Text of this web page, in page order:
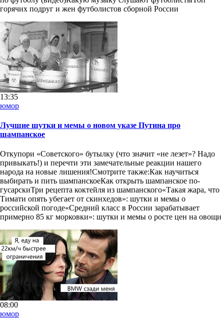
горячих подруг и жен футболистов сборной России
13:35
юмор
Лучшие шутки и мемы о новом указе Путина про
шампанское
Откупори «Советского» бутылку (что значит «не лезет»? Надо
привыкать!) и перечти эти замечательные реакции нашего
народа на новые лишения!Смотрите также:Как научиться
выбирать и пить шампанскоеКак открыть шампанское по-
гусарскиТри рецепта коктейля из шампанского«Такая жара, что
Тимати опять убегает от скинхедов»: шутки и мемы о
российской погоде«Средний класс в России зарабатывает
примерно 85 кг морковки»: шутки и мемы о росте цен на овощи
08:00
юмор